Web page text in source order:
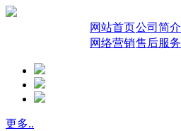
网站首页公司简介
网络营销售后服务
更多..